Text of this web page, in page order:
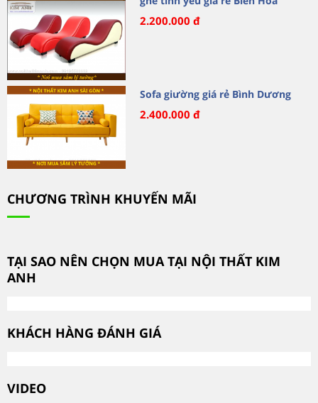
2.200.000 đ
Sofa giường giá rẻ Bình Dương
2.400.000 đ
CHƯƠNG TRÌNH KHUYẾN MÃI
TẠI SAO NÊN CHỌN MUA TẠI NỘI THẤT KIM
ANH
KHÁCH HÀNG ĐÁNH GIÁ
VIDEO